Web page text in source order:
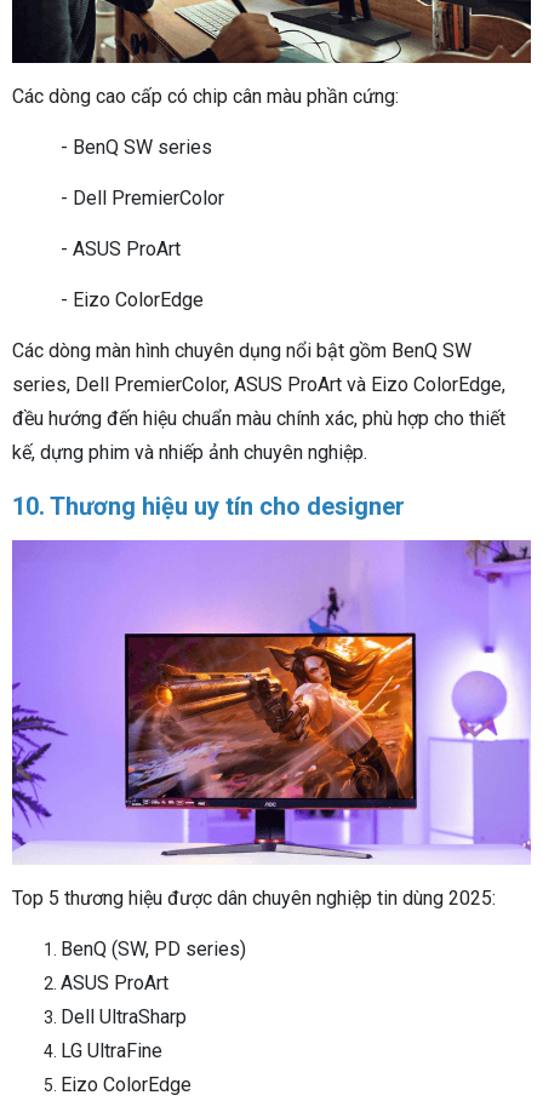
Các dòng cao cấp có chip cân màu phần cứng:
- BenQ SW series
- Dell PremierColor
- ASUS ProArt
- Eizo ColorEdge
Các dòng màn hình chuyên dụng nổi bật gồm BenQ SW
series, Dell PremierColor, ASUS ProArt và Eizo ColorEdge,
đều hướng đến hiệu chuẩn màu chính xác, phù hợp cho thiết
kế, dựng phim và nhiếp ảnh chuyên nghiệp.
10. Thương hiệu uy tín cho designer
Top 5 thương hiệu được dân chuyên nghiệp tin dùng 2025:
BenQ (SW, PD series)
ASUS ProArt
Dell UltraSharp
LG UltraFine
Eizo ColorEdge